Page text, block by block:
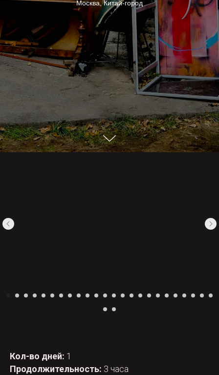
Москва, Китай-город
Кол-во дней: 1
Продолжительность: 3 часа